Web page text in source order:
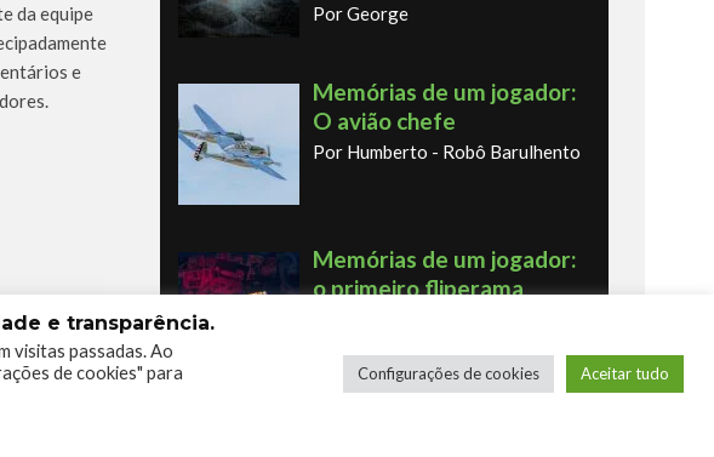
da equipe
e
0
Por George
Memórias de um jogador:
O avião chefe
Por Humberto - Robô Barulhento
Memórias de um jogador:
o primeiro fliperama
e transparência.
visitas passadas. Ao
de cookies" para
Configurações de cookies Aceitar tudo